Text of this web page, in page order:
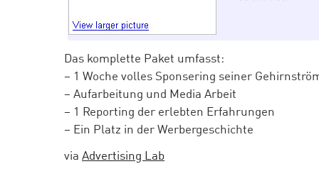
Das komplette Paket umfasst:
– 1 Woche volles Sponsering seiner
– Aufarbeitung und Media Arbeit
– 1 Reporting der erlebten Erfahrungen
– Ein Platz in der Werbergeschichte
via Advertising Lab